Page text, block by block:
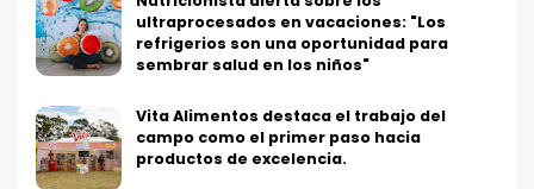
ultraprocesados en vacaciones: "Los
refrigerios son una oportunidad para
sembrar salud en los niños"
Vita Alimentos destaca el trabajo del
campo como el primer paso hacia
productos de excelencia.